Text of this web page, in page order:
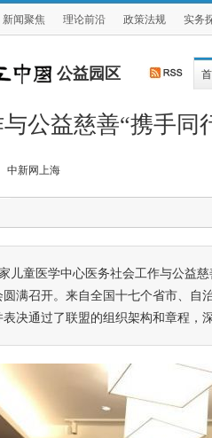
新闻聚焦 理论前沿 政策法规 实务
公益园区
公益慈善“携手同
中新网上海
儿童医学中心医务社会工作与公益
满召开。来自全国十七个省市、自
决通过了联盟的组织架构和章程，